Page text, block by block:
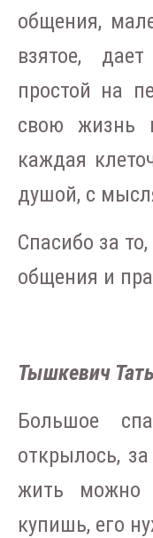
общения,
взятое,
простой на
свою жизнь
каждая
душой, с
Спасибо за
общения и
Тышкевич
Большое
открылось,
жить можно
купишь, его